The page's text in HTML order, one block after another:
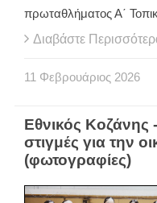
πρωταθλήματος Α΄
Διαβάστε
11 Φεβρουάριος 2026
Εθνικός
στιγμές για την
(φωτογραφίες)